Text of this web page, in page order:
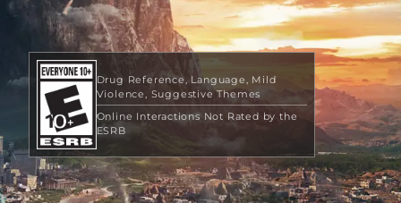
Drug Reference Language
Mild
Violence
Suggestive Themes
Online Interactions Not Rated by the
ESRB